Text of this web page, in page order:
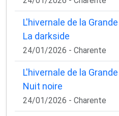
L'hivernale de la
La darkside
24/01/2026 - Charente
L'hivernale de la
Nuit noire
24/01/2026 - Charente